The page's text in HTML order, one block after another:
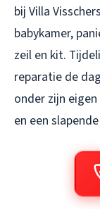
bij Villa
babykamer,
zeil en kit.
reparatie de
onder zijn
en een